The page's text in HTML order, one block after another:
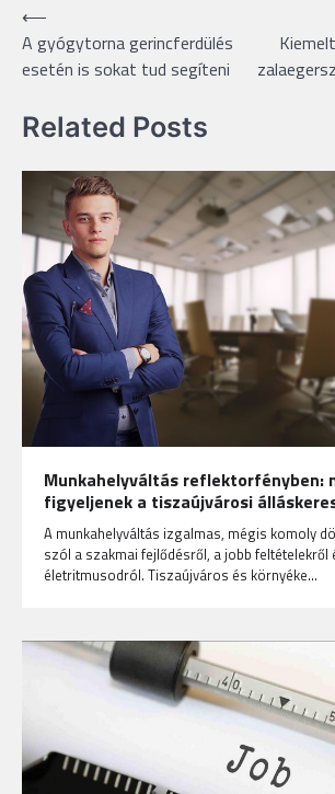
Bejegyzés
navigáció
⟵
A gyógytorna gerincferdülés
esetén is sokat tud segíteni
Related Posts
Munkahelyváltás reflektorfényben:
figyeljenek a tiszaújvárosi
A munkahelyváltás izgalmas, mégis komoly
szól a szakmai fejlődésről, a jobb feltételekről
életritmusodról. Tiszaújváros és környéke…